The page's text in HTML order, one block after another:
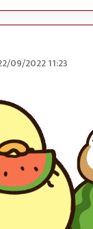
09/2022 11:23